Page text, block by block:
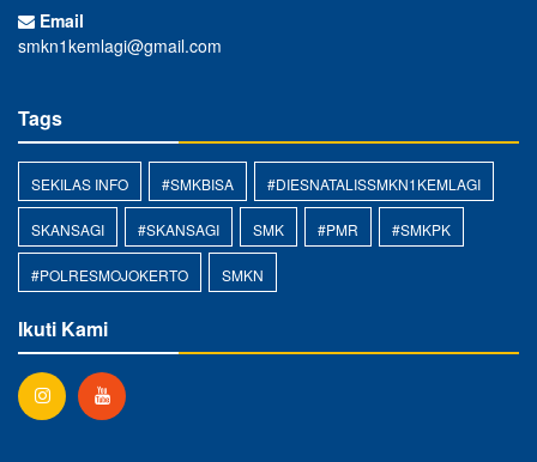
Email
smkn1kemlagi@gmail.com
Tags
SEKILAS INFO #SMKBISA #DIESNATALISSMKN1KEMLAGI
SKANSAGI #SKANSAGI SMK #PMR #SMKPK
#POLRESMOJOKERTO SMKN
Ikuti Kami